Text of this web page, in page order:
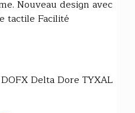
Nouveau design avec
tactile Facilité
Delta Dore TYXAL